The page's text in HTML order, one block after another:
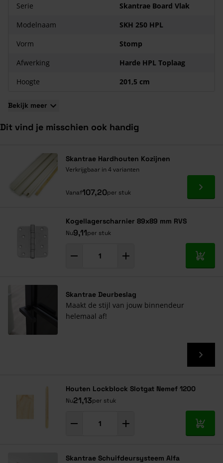
Afwijkende maat nodig van deze Skantrae HPL deur? Dat
gestelde vragen!
Serie
Skantrae Board Vlak
Modelnaam
SKH 250 HPL
Vorm
Stomp
Afwerking
Harde HPL Toplaag
Hoogte
201,5 cm
Bekijk meer
Dit vind je misschien ook handig
Skantrae Hardhouten Kozijnen
Verkrijgbaar in 4 varianten
Vanaf107,20per stuk Ga
Kogellagerscharnier 89x89 mm RVS
Nu9,11per stuk
In
Skantrae Deurbeslag
Maakt de stijl van jouw binnendeur
helemaal af!
Houten Lockblock Slotgat Nemef 1200
Nu21,13per stuk
In
Skantrae Schuifdeursysteem Alfa